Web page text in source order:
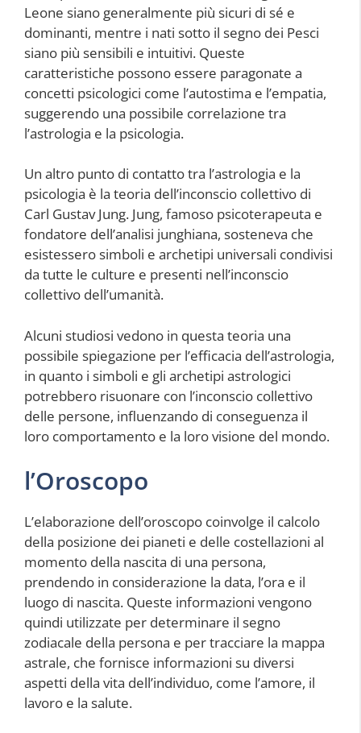
Leone siano generalmente più sicuri di sé e
dominanti, mentre i nati sotto il segno dei Pesci
siano più sensibili e intuitivi. Queste
caratteristiche possono essere paragonate a
concetti psicologici come l’autostima e l’empatia,
suggerendo una possibile correlazione tra
l’astrologia e la psicologia.
Un altro punto di contatto tra l’astrologia e la
psicologia è la teoria dell’inconscio collettivo di
Carl Gustav Jung. Jung, famoso psicoterapeuta e
fondatore dell’analisi junghiana, sosteneva che
esistessero simboli e archetipi universali condivisi
da tutte le culture e presenti nell’inconscio
collettivo dell’umanità.
Alcuni studiosi vedono in questa teoria una
possibile spiegazione per l’efficacia dell’astrologia,
in quanto i simboli e gli archetipi astrologici
potrebbero risuonare con l’inconscio collettivo
delle persone, influenzando di conseguenza il
loro comportamento e la loro visione del mondo.
l’Oroscopo
L’elaborazione dell’oroscopo coinvolge il calcolo
della posizione dei pianeti e delle costellazioni al
momento della nascita di una persona,
prendendo in considerazione la data, l’ora e il
luogo di nascita. Queste informazioni vengono
quindi utilizzate per determinare il segno
zodiacale della persona e per tracciare la mappa
astrale, che fornisce informazioni su diversi
aspetti della vita dell’individuo, come l’amore, il
lavoro e la salute.